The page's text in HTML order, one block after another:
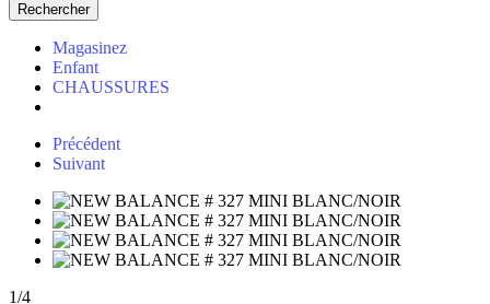
Rechercher
Magasinez
Enfant
CHAUSSURES
Précédent
Suivant
1/4